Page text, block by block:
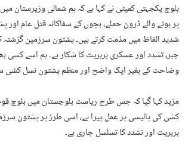
بلوچ یکجہتی کمیٹی نے کہا ہے کہ ہم شمالی وزیرستان
پر ہونے والے ڈرون حملے، بچوں کے سفاکانہ قتل عام
شدید الفاظ میں مذمت کرتے ہیں۔ پشتون سرزمین گزشتہ
جبر، تشدد اور عسکری بربریت کا شکار ہے۔ ہم اسے کسی
وضاحت کے بغیر ایک واضح اور منظم پشتون نسل کشی
مزید کہا گیا کہ جس طرح ریاست بلوچستان میں بلوچ
کشی کی پالیسی پر عمل پیرا ہے، اسی طرز پر پشتون
بربریت اور تشدد کا تسلسل جاری ہے۔